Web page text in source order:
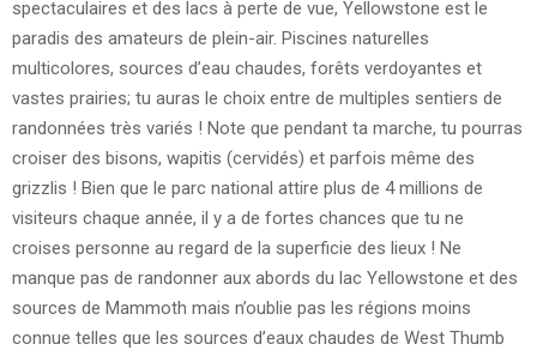
spectaculaires et des lacs à perte de vue, Yellowstone est le
paradis des amateurs de plein-air. Piscines naturelles
multicolores, sources d’eau chaudes, forêts verdoyantes et
vastes prairies; tu auras le choix entre de multiples sentiers de
randonnées très variés ! Note que pendant ta marche, tu pourras
croiser des bisons, wapitis (cervidés) et parfois même des
grizzlis ! Bien que le parc national attire plus de 4 millions de
visiteurs chaque année, il y a de fortes chances que tu ne
croises personne au regard de la superficie des lieux ! Ne
manque pas de randonner aux abords du lac Yellowstone et des
sources de Mammoth mais n’oublie pas les régions moins
connue telles que les sources d’eaux chaudes de West Thumb